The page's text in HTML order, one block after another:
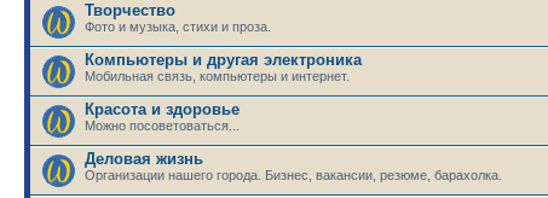
Творчество
Фото и музыка, стихи и проза.
Компьютеры и другая электроника
Мобильная связь, компьютеры и интернет.
Красота и здоровье
Можно посоветоваться...
Деловая жизнь
Организации нашего города. Бизнес, вакансии, резюме, барахолка.